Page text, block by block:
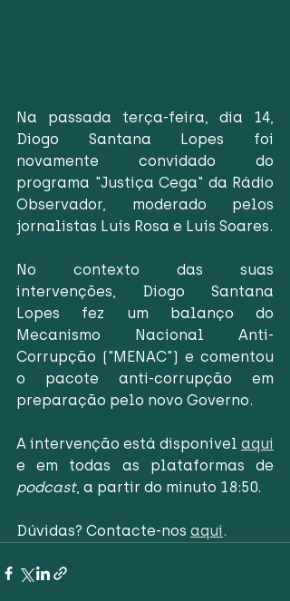
Na passada terça-feira, dia 14,
Diogo Santana Lopes foi
novamente convidado do
programa "Justiça Cega" da Rádio
Observador, moderado pelos
jornalistas Luís Rosa e Luís Soares.
No contexto das suas
intervenções, Diogo Santana
Lopes fez um balanço do
Mecanismo Nacional Anti-
Corrupção ("MENAC") e comentou
o pacote anti-corrupção em
preparação pelo novo Governo.
A intervenção está disponível aqui
podcast, a partir do minuto 18:50.
Dúvidas? Contacte-nos aqui.